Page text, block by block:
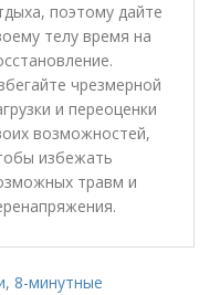
поэтому дайте
телу время на
чрезмерной
и переоценки
возможностей,
избежать
травм и
,8-минутные